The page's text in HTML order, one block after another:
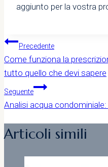
aggiunto per la vostra
Navigazione
articoli
Precedente
Come funziona la
tutto quello che devi sapere
Seguente
Analisi acqua
Articoli simili